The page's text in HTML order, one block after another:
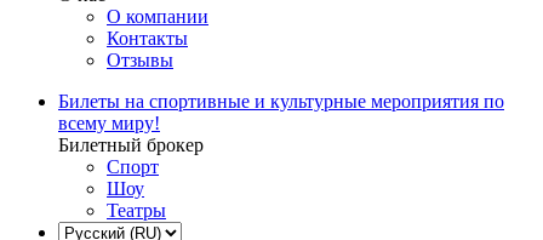
О компании
Контакты
Отзывы
Билеты на спортивные и культурные мероприятия по
всему миру!
Билетный брокер
Спорт
Шоу
Театры